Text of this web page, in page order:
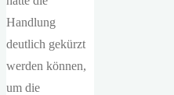
Handlung
deutlich gekürzt
werden können,
um die